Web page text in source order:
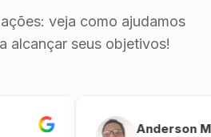
veja como ajudamos
alcançar seus objetivos!
Anderson